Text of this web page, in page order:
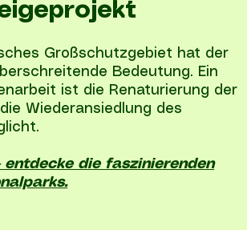
Großschutzgebiet hat der
Bedeutung. Ein
ist die Renaturierung der
Wiederansiedlung des
entdecke die faszinierenden